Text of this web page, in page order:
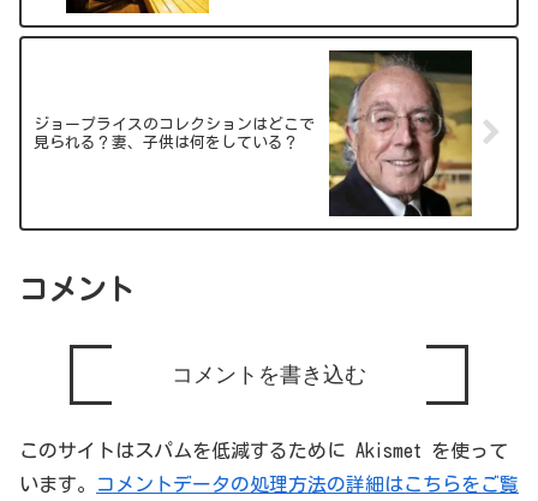
ジョープライスのコレクションはどこで
見られる？妻、子供は何をしている？
コメント
コメントを書き込む
このサイトはスパムを低減するために Akismet を使って
います。
コメントデータの処理方法の詳細はこちらをご覧